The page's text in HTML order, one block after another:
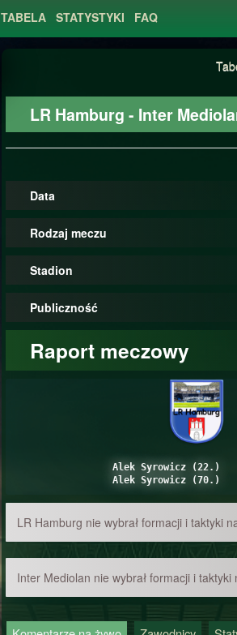
TABELA STATYSTYKI FAQ
LR Hamburg - Inter
Data
Rodzaj meczu
Stadion
Publiczność
Raport meczowy
Alek Syrowicz (22.)
Alek Syrowicz (70.)
LR Hamburg nie wybrał formacji i taktyki
Inter Mediolan nie wybrał formacji i taktyki